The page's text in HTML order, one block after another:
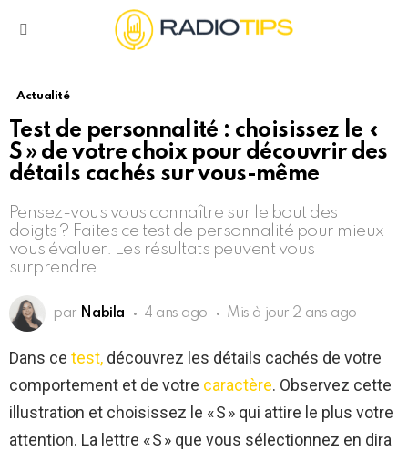
Actualité
Test de personnalité : choisissez le «
S » de votre choix pour découvrir des
détails cachés sur vous-même
Pensez-vous vous connaître sur le bout des
doigts ? Faites ce test de personnalité pour mieux
vous évaluer. Les résultats peuvent vous
surprendre.
par Nabila 4 ans ago Mis à jour 2 ans ago
Dans ce test, découvrez les détails cachés de votre
comportement et de votre caractère. Observez cette
illustration et choisissez le « S » qui attire le plus votre
attention. La lettre « S » que vous sélectionnez en dira